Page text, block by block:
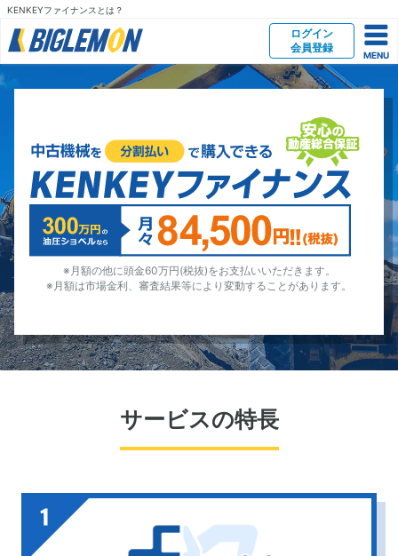
KENKEYファイナンスとは？
ログイン
会員登録
※月額の他に頭金60万円(税抜)をお支払いいただきます。
※月額は市場金利、審査結果等により変動することがあります。
サービスの特長